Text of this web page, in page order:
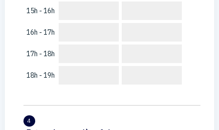
15h - 16h
16h - 17h
17h - 18h
18h - 19h
4